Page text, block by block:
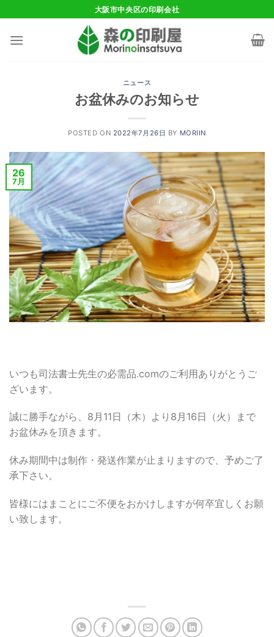
to
content
大阪市中央区の印刷会社
ニュース
お盆休みのお知らせ
POSTED ON 2022年7月26日 BY MORIIN
26
7月
いつも司法書士先生の必需品.comのご利用ありがとうご
ざいます。
誠に勝手ながら、8月11日（木）より8月16日（火）まで
お盆休みを頂きます。
休み期間中は制作・発送作業が止まりますので、予めご了
承下さい。
皆様にはまことにご不便をおかけしますが何卒宜しくお願
い致します。